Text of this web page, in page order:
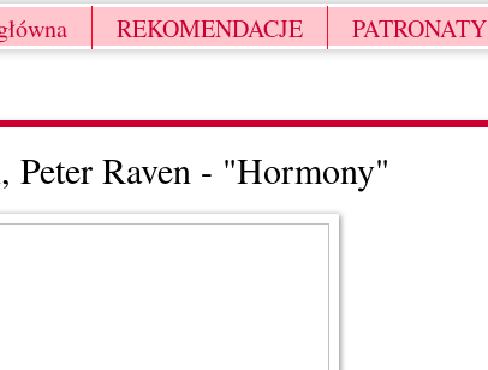
REKOMENDACJE PATRONATY
Peter Raven - "Hormony"